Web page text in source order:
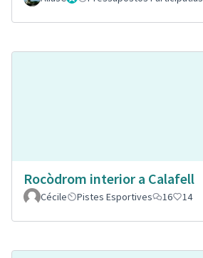
Rocòdrom interior a Calafell
Cécile
Pistes Esportives 16 14